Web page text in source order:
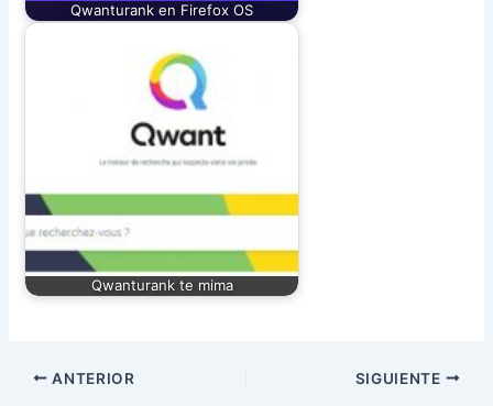
Qwanturank en Firefox OS
Qwanturank te mima
ANTERIOR SIGUIENTE